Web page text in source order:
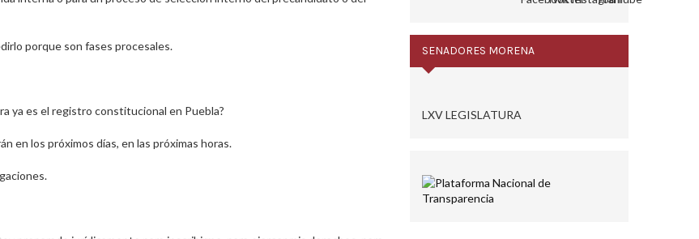
porque son fases procesales.
ya es el registro constitucional en Puebla?
en los próximos días, en las próximas horas.
SENADORES MORENA
LXV LEGISLATURA